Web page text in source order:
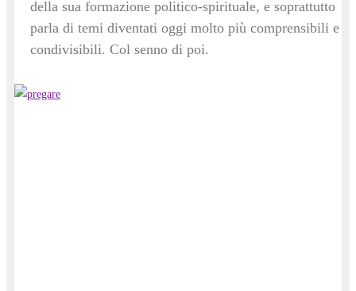
della sua formazione politico-spirituale, e soprattutto
parla di temi diventati oggi molto più comprensibili e
condivisibili. Col senno di poi.